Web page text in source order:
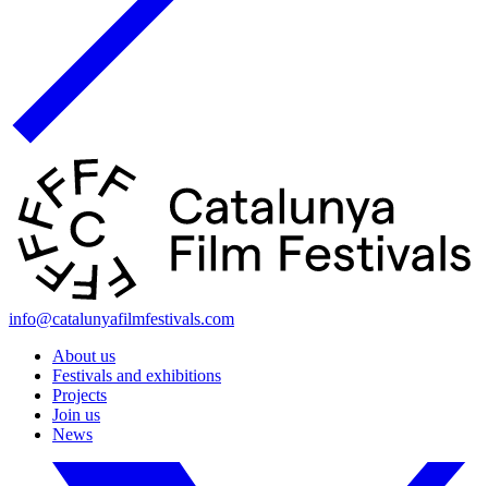
info@catalunyafilmfestivals.com
About us
Festivals and exhibitions
Projects
Join us
News